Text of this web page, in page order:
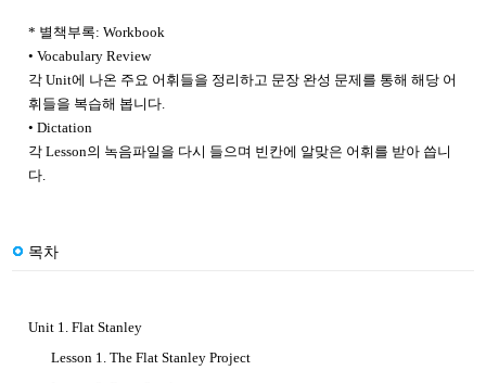
* 별책부록: Workbook
• Vocabulary Review
각 Unit에 나온 주요 어휘들을 정리하고 문장 완성 문제를 통해 해당 어
휘들을 복습해 봅니다.
• Dictation
각 Lesson의 녹음파일을 다시 들으며 빈칸에 알맞은 어휘를 받아 씁니
다.
목차
Unit 1. Flat Stanley
Lesson 1. The Flat Stanley Project